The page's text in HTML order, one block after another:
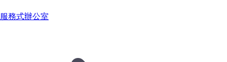
服務式辦公室